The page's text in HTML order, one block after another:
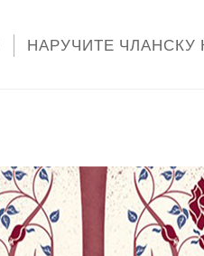
НАРУЧИТЕ ЧЛАНСКУ